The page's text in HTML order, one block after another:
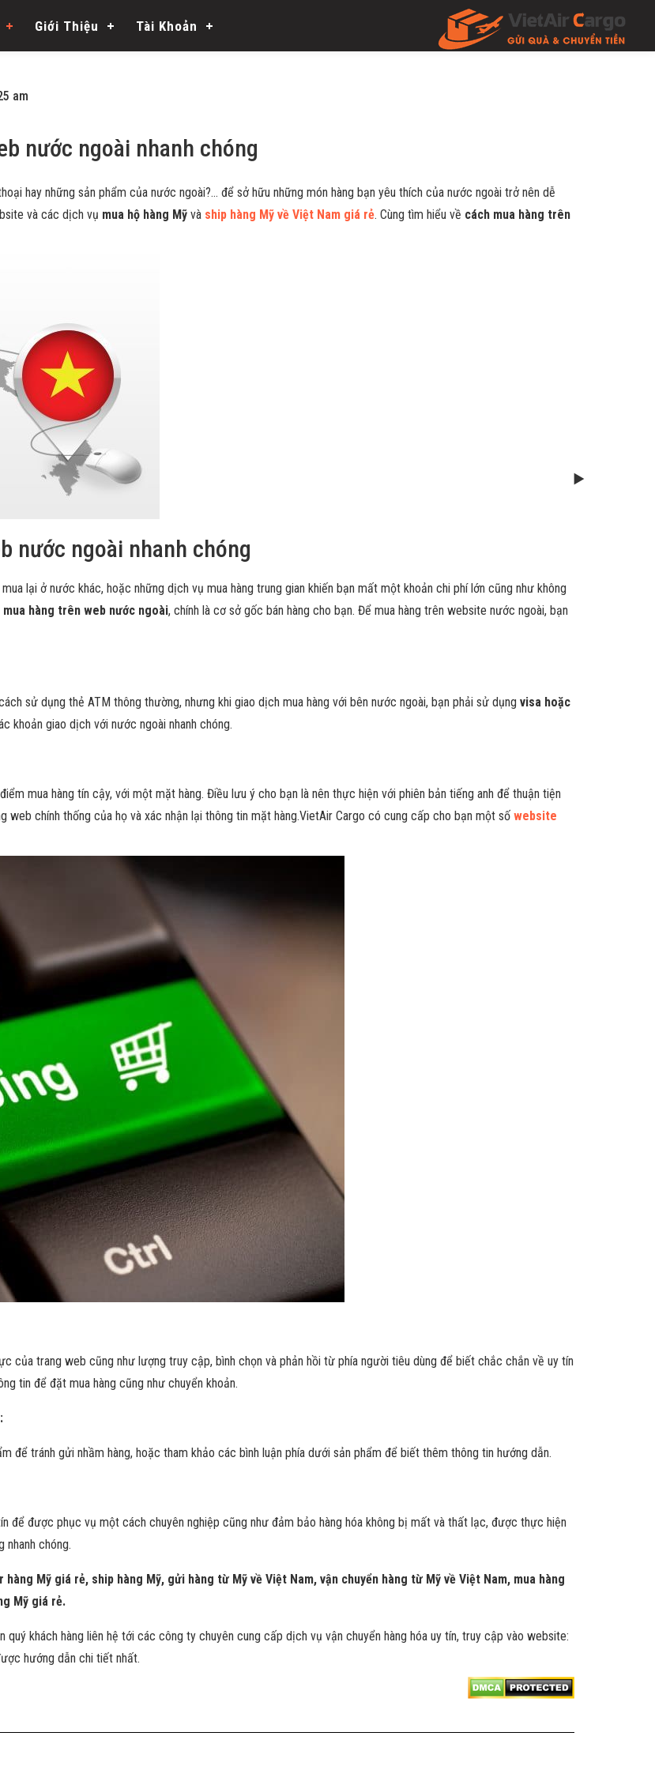
Giới Thiệu Tài Khoản
am
nước ngoài nhanh chóng
hay những sản phẩm của nước ngoài?… để sở hữu những món hàng bạn yêu thích của nước ngoài trở nên dễ
và các dịch vụ mua hộ hàng Mỹ và ship hàng Mỹ về Việt Nam giá rẻ. Cùng tìm hiểu về cách mua hàng trên
nước ngoài nhanh chóng
lại ở nước khác, hoặc những dịch vụ mua hàng trung gian khiến bạn mất một khoản chi phí lớn cũng như không
mua hàng trên web nước ngoài, chính là cơ sở gốc bán hàng cho bạn. Để mua hàng trên website nước ngoài, bạn
sử dụng thẻ ATM thông thường, nhưng khi giao dịch mua hàng với bên nước ngoài, bạn phải sử dụng visa hoặc
khoản giao dịch với nước ngoài nhanh chóng.
mua hàng tín cậy, với một mặt hàng. Điều lưu ý cho bạn là nên thực hiện với phiên bản tiếng anh để thuận tiện
chính thống của họ và xác nhận lại thông tin mặt hàng.VietAir Cargo có cung cấp cho bạn một số website
của trang web cũng như lượng truy cập, bình chọn và phản hồi từ phía người tiêu dùng để biết chắc chắn về uy tín
tin để đặt mua hàng cũng như chuyển khoản.
để tránh gửi nhầm hàng, hoặc tham khảo các bình luận phía dưới sản phẩm để biết thêm thông tin hướng dẫn.
để được phục vụ một cách chuyên nghiệp cũng như đảm bảo hàng hóa không bị mất và thất lạc, được thực hiện
nhanh chóng.
Mỹ giá rẻ, ship hàng Mỹ, gửi hàng từ Mỹ về Việt Nam, vận chuyển hàng từ Mỹ về Việt Nam, mua hàng
Mỹ giá rẻ.
quý khách hàng liên hệ tới các công ty chuyên cung cấp dịch vụ vận chuyển hàng hóa uy tín, truy cập vào website:
hướng dẫn chi tiết nhất.